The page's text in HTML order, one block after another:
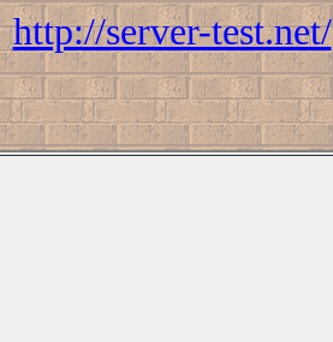
http://server-test.net/